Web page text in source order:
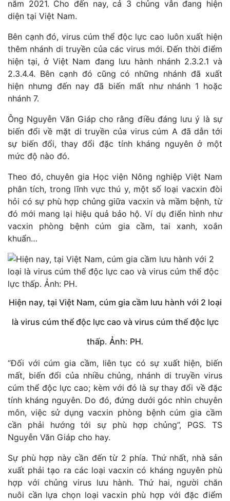
năm 2021. Cho đến nay, cả 3 chủng vẫn đang hiện
diện tại Việt Nam.
Bên cạnh đó, virus cúm thể độc lực cao luôn xuất hiện
thêm nhánh di truyền của các virus mới. Đến thời điểm
hiện tại, ở Việt Nam đang lưu hành nhánh 2.3.2.1 và
2.3.4.4. Bên cạnh đó cũng có những nhánh đã xuất
hiện nhưng đến nay đã biến mất như nhánh 1 hoặc
nhánh 7.
Ông Nguyễn Văn Giáp cho rằng điều đáng lưu ý là sự
biến đổi về mặt di truyền của virus cúm A đã dẫn tới
sự biến đổi, thay đổi đặc tính kháng nguyên ở một
mức độ nào đó.
Theo đó, chuyên gia Học viện Nông nghiệp Việt Nam
phân tích, trong lĩnh vực thú y, một số loại vacxin đòi
hỏi có sự phù hợp chủng giữa vacxin và mầm bệnh, từ
đó mới mang lại hiệu quả bảo hộ. Ví dụ điển hình như
vacxin phòng bệnh cúm gia cầm, tai xanh, xoắn
khuẩn…
Hiện nay, tại Việt Nam, cúm gia cầm lưu hành với 2 loại
là virus cúm thể độc lực cao và virus cúm thể độc lực
thấp. Ảnh: PH.
“Đối với cúm gia cầm, liên tục có sự xuất hiện, biến
mất, biến đổi của nhiều chủng, nhánh di truyền virus
cúm thể độc lực cao; kèm với đó là sự thay đổi về đặc
tính kháng nguyên. Do đó, đứng dưới góc nhìn chuyên
môn, việc sử dụng vacxin phòng bệnh cúm gia cầm
cần phải hướng tới sự phù hợp chủng”, PGS. TS
Nguyễn Văn Giáp cho hay.
Sự phù hợp này cần đến từ 2 phía. Thứ nhất, nhà sản
xuất phải tạo ra các loại vacxin có kháng nguyên phù
hợp với chủng virus lưu hành. Thứ hai, người chăn
nuôi cần lựa chọn loại vacxin phù hợp với đặc điểm